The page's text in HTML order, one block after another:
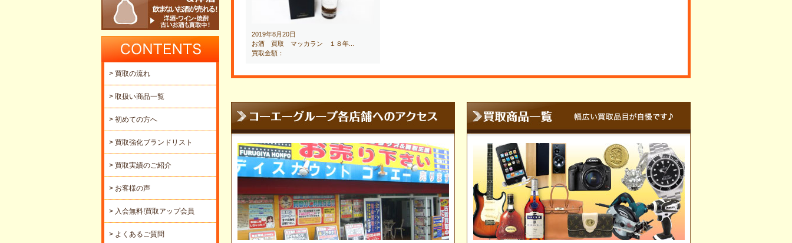
2019年8月20日
お酒 買取 マッカラン １８年...
買取金額：
> 買取の流れ
> 取扱い商品一覧
> 初めての方へ
> 買取強化ブランドリスト
> 買取実績のご紹介
> お客様の声
> 入会無料!買取アップ会員
> よくあるご質問